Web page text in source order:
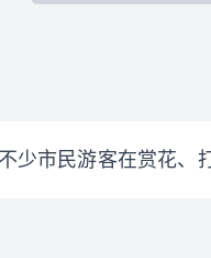
少市民游客在赏花、